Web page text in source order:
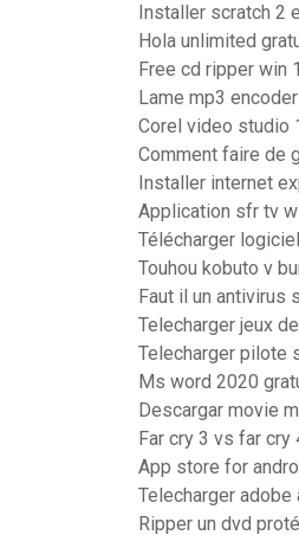
Installer scratch 2
Hola unlimited
Free cd ripper win
Lame mp3
Corel video studio
Comment faire de
Installer internet
Application sfr tv
Télécharger
Touhou kobuto v
Faut il un antivirus
Telecharger jeux
Telecharger pilote
Ms word 2020
Descargar movie
Far cry 3 vs far
App store for
Telecharger
Ripper un dvd